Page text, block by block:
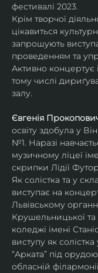
фестивалі 2023.
Крім творчої
цікавиться
запрошують
проведенням та
Активно концертує
тому числі
залу.
Євгенія
освіту здобула у
№1. Наразі
музичному ліцеї
скрипки Лідії
Як солістка та у
виступає на
Львівському
Крушельницької
коледжі імені
виступу як
“Арката” під
обласній